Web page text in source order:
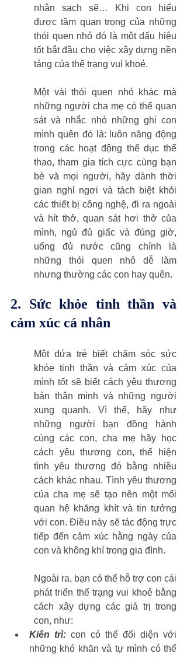
nhân sạch sẽ… Khi con hiểu
được tầm quan trọng của những
thói quen nhỏ đó là một dấu hiệu
tốt bắt đầu cho việc xây dựng nền
tảng của thể trạng vui khoẻ.
Một vài thói quen nhỏ khác mà
những người cha mẹ có thể quan
sát và nhắc nhỏ những ghi con
mình quên đó là: luôn năng động
trong các hoạt động thể dục thể
thao, tham gia tích cực cùng bạn
bè và mọi người, hãy dành thời
gian nghỉ ngơi và tách biệt khỏi
các thiết bị công nghệ, đi ra ngoài
và hít thở, quan sát hơi thở của
mình, ngủ đủ giấc và đúng giờ,
uống đủ nước cũng chính là
những thói quen nhỏ dễ làm
nhưng thường các con hay quên.
2. Sức khỏe tinh thần và
cảm xúc cá nhân
Một đứa trẻ biết chăm sóc sức
khỏe tinh thần và cảm xúc của
mình tốt sẽ biết cách yêu thương
bản thân mình và những người
xung quanh. Vì thế, hãy như
những người bạn đồng hành
cùng các con, cha mẹ hãy học
cách yêu thương con, thể hiện
tình yêu thương đó bằng nhiều
cách khác nhau. Tình yêu thương
của cha mẹ sẽ tạo nên một mối
quan hệ khăng khít và tin tưởng
với con. Điều này sẽ tác động trực
tiếp đến cảm xúc hằng ngày của
con và không khí trong gia đình.
Ngoài ra, bạn có thể hỗ trợ con cái
phát triển thể trạng vui khoẻ bằng
cách xây dựng các giá trị trong
con, như:
Kiên trì: con có thể đối diện với
những khó khăn và tự mình có thể